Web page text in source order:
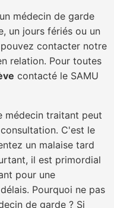
médecin de garde
un jours fériés ou un
contacter notre
relation. Pour toutes
contacté le SAMU
médecin traitant peut
C'est le
un malaise tard
il est primordial
pour une
Pourquoi ne pas
de garde ? Si